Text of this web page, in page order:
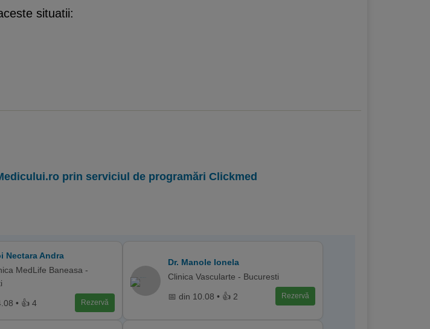
situatii:
prin serviciul de programări Clickmed
Nectara Andra
MedLife Baneasa -
• 👍 4 Rezervă
Dr. Manole Ionela
Clinica Vascularte - Bucuresti
📅 din 10.08 • 👍 2 Rezervă